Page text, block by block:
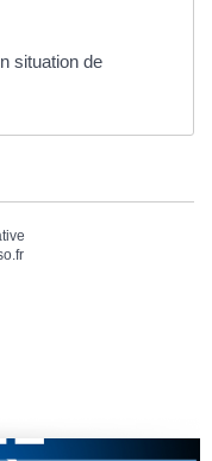
situation de